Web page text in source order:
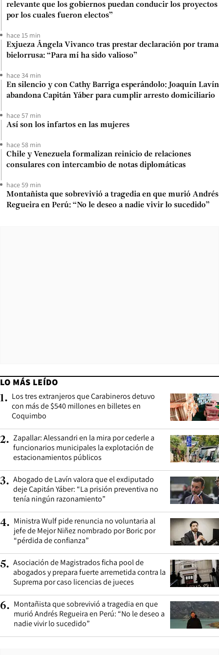
relevante que los gobiernos puedan conducir los proyectos
por los cuales fueron electos”
hace 15 min
Exjueza Ángela Vivanco tras prestar declaración por trama
bielorrusa: “Para mí ha sido valioso”
hace 34 min
En silencio y con Cathy Barriga esperándolo: Joaquín Lavín
abandona Capitán Yáber para cumplir arresto domiciliario
hace 57 min
Así son los infartos en las mujeres
hace 58 min
Chile y Venezuela formalizan reinicio de relaciones
consulares con intercambio de notas diplomáticas
hace 59 min
Montañista que sobrevivió a tragedia en que murió Andrés
Regueira en Perú: “No le deseo a nadie vivir lo sucedido”
LO MÁS LEÍDO
1. Los tres extranjeros que Carabineros detuvo
con más de $540 millones en billetes en
Coquimbo
2. Zapallar: Alessandri en la mira por cederle a
funcionarios municipales la explotación de
estacionamientos públicos
3. Abogado de Lavín valora que el exdiputado
deje Capitán Yáber: “La prisión preventiva no
tenía ningún razonamiento”
4. Ministra Wulf pide renuncia no voluntaria al
jefe de Mejor Niñez nombrado por Boric por
“pérdida de confianza”
5. Asociación de Magistrados ficha pool de
abogados y prepara fuerte arremetida contra la
Suprema por caso licencias de jueces
6. Montañista que sobrevivió a tragedia en que
murió Andrés Regueira en Perú: “No le deseo a
nadie vivir lo sucedido”